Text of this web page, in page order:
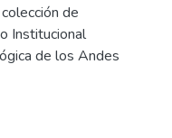
de
Institucional
de los Andes